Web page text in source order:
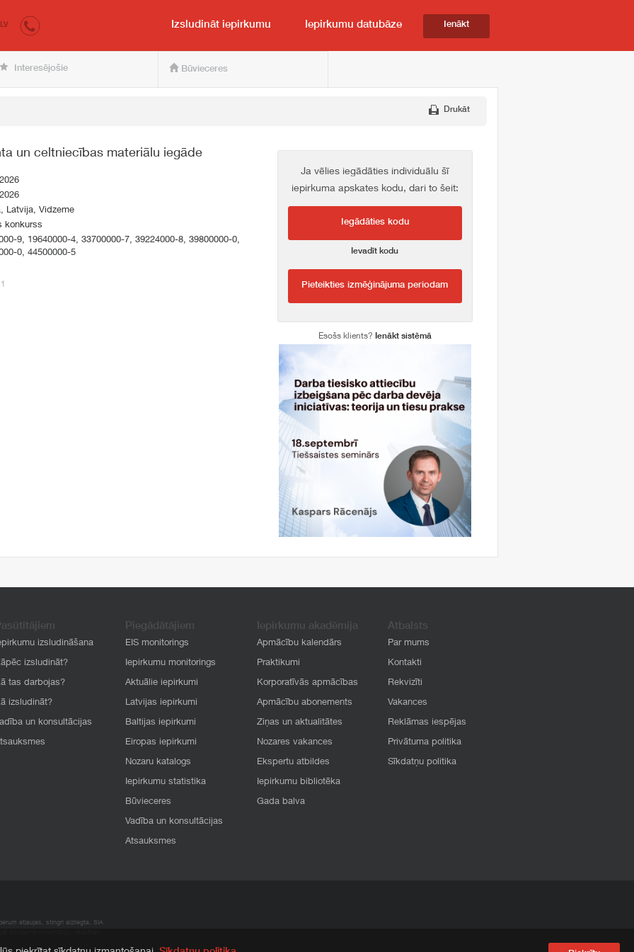
pircējam un pārdevējam
LV Izsludināt iepirkumu Iepirkumu datubāze Ienākt
Interesējošie Būvieceres
Drukāt
un celtniecības materiālu iegāde
Latvija, Vidzeme
konkurss
9, 19640000-4, 33700000-7, 39224000-8, 39800000-0,
0, 44500000-5
Ja vēlies iegādāties individuālu šī
iepirkuma apskates kodu, dari to šeit:
Iegādāties kodu
Ievadīt kodu
Pieteikties izmēģinājuma periodam
Esošs klients? Ienākt sistēmā
izsludināšana
izsludināt?
tas darbojas?
izsludināt?
un konsultācijas
Piegādātājiem
EIS monitorings
Iepirkumu monitorings
Aktuālie iepirkumi
Latvijas iepirkumi
Baltijas iepirkumi
Eiropas iepirkumi
Nozaru katalogs
Iepirkumu statistika
Būvieceres
Vadība un konsultācijas
Atsauksmes
Iepirkumu akadēmija
Apmācību kalendārs
Praktikumi
Korporatīvās apmācības
Apmācību abonements
Ziņas un aktualitātes
Nozares vakances
Ekspertu atbildes
Iepirkumu bibliotēka
Gada balva
Atbalsts
Par mums
Kontakti
Rekvizīti
Vakances
Reklāmas iespējas
Privātuma politika
Sīkdatņu politika
atļaujas, stingri aizliegta. SIA